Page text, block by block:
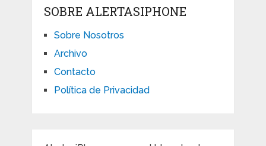
SOBRE ALERTASIPHONE
Sobre Nosotros
Archivo
Contacto
Política de Privacidad